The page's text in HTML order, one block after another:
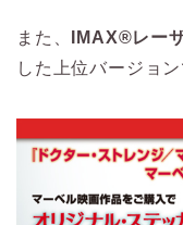
また、 IMAX®レー
した上位バージョン